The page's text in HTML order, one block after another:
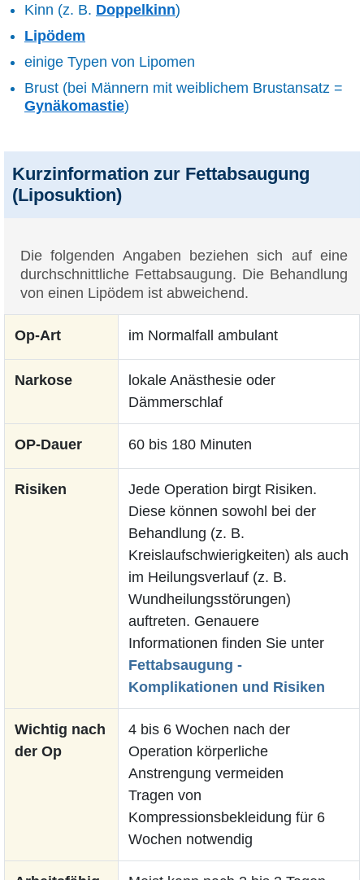
Kinn (z. B. Doppelkinn)
Lipödem
einige Typen von Lipomen
Brust (bei Männern mit weiblichem Brustansatz =
Gynäkomastie)
Kurzinformation zur Fettabsaugung
(Liposuktion)
Die folgenden Angaben beziehen sich auf eine
durchschnittliche Fettabsaugung. Die Behandlung
von einen Lipödem ist abweichend.
Op-Art im Normalfall ambulant
Narkose
lokale Anästhesie oder
Dämmerschlaf
OP-Dauer 60 bis 180 Minuten
Risiken
Jede Operation birgt Risiken.
Diese können sowohl bei der
Behandlung (z. B.
Kreislaufschwierigkeiten) als auch
im Heilungsverlauf (z. B.
Wundheilungsstörungen)
auftreten. Genauere
Informationen finden Sie unter
Fettabsaugung -
Komplikationen und Risiken
Wichtig nach
der Op
4 bis 6 Wochen nach der
Operation körperliche
Anstrengung vermeiden
Tragen von
Kompressionsbekleidung für 6
Wochen notwendig